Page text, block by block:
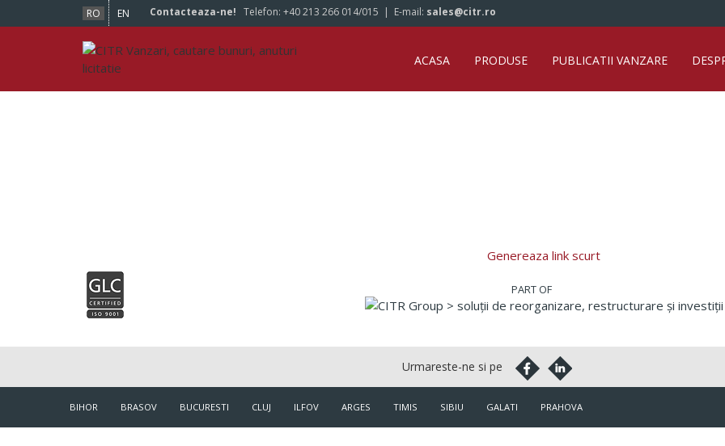
RO EN Contacteaza-ne! Telefon: +40 213 266 014/015 | E-mail: sales@citr.ro
ACASA PRODUSE PUBLICATII VANZARE
Genereaza link scurt
BIHOR BRASOV BUCURESTI CLUJ ILFOV ARGES TIMIS SIBIU GALATI PRAHOVA